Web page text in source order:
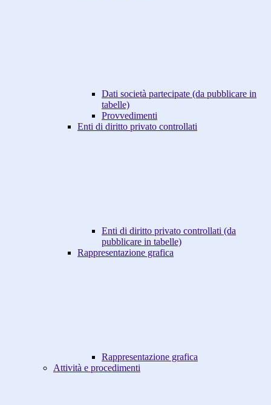
Dati società partecipate (da pubblicare in
tabelle)
Provvedimenti
Enti di diritto privato controllati
Enti di diritto privato controllati (da
pubblicare in tabelle)
Rappresentazione grafica
Rappresentazione grafica
Attività e procedimenti